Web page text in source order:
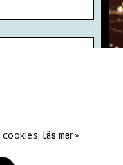
sparas.
cookies.Läs mer »